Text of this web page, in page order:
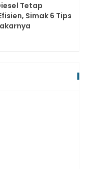
Tetap
Simak 6 Tips